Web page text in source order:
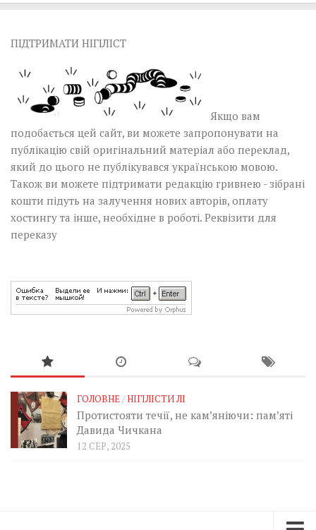
ПІДТРИМАТИ НІГІЛІСТ
Якщо вам
подобається цей сайт, ви можете запропонувати на
публікацію свій оригінальний матеріал або переклад,
який до цього не публікувався українською мовою.
Також ви можете підтримати редакцію гривнею - зібрані
кошти підуть на залучення нових авторів, оплату
хостингу та інше, необхідне в роботі. Реквізити для
переказу
ГОЛОВНЕ/НІГІЛІСТИ ЛІ
Протистояти течії, не кам’яніючи: пам’яті
Давида Чичкана
12 СЕР, 2025